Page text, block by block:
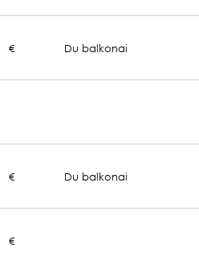
€ Du balkonai
€ Du balkonai
€